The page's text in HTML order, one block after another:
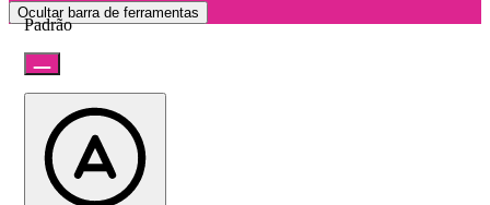
Ocultar barra de ferramentas
Padrão